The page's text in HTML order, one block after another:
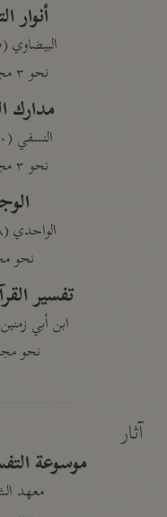
أنوار
البيضاوي (٦٨٥ هـ)
نحو ٣ مجلدات
مدارك
النسفي (٧١٠ هـ)
نحو ٣ مجلدات
الواحدي (٤٦٨ هـ)
نحو
تفسير
ابن أبي زمنين
نحو
آثار
موسوعة
معهد